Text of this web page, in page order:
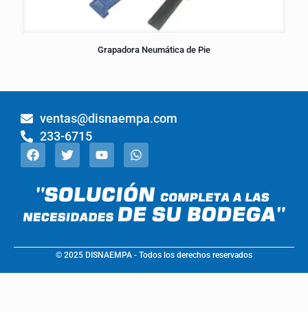
Grapadora Neumática de Pie
ventas@disnaempa.com
233-6715
© 2025 DISNAEMPA - Todos los derechos reservados